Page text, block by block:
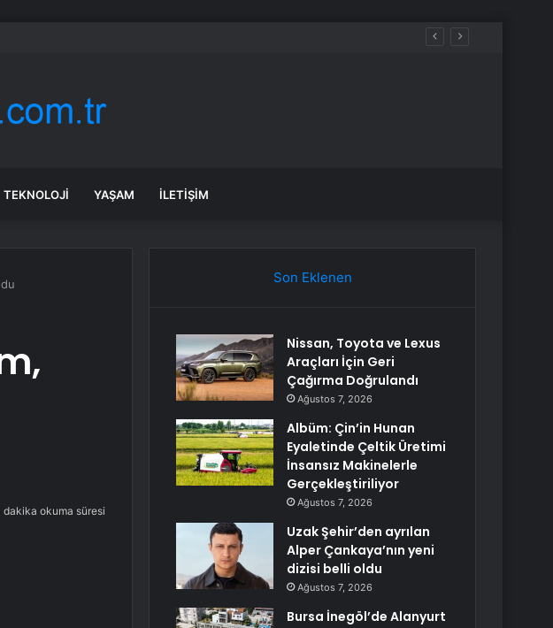
Makinelerle Gerçekleştiriliyor
TEKNOLOJI YAŞAM İLETIŞIM
dakika okuma süresi
Son Eklenen
Nissan, Toyota ve Lexus
Araçları İçin Geri
Çağırma Doğrulandı
Ağustos 7, 2026
Albüm: Çin’in Hunan
Eyaletinde Çeltik Üretimi
İnsansız Makinelerle
Gerçekleştiriliyor
Ağustos 7, 2026
Uzak Şehir’den ayrılan
Alper Çankaya’nın yeni
dizisi belli oldu
Ağustos 7, 2026
Bursa İnegöl’de Alanyurt